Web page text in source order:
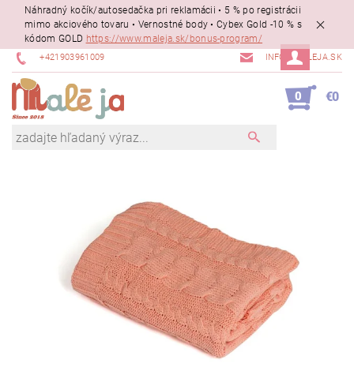
Náhradný kočík/autosedačka pri reklamácii • 5 % po registrácii
mimo akciového tovaru • Vernostné body • Cybex Gold -10 % s
kódom GOLD https://www.maleja.sk/bonus-program/
+421903961009 INFO@MALEJA.SK
0 €0